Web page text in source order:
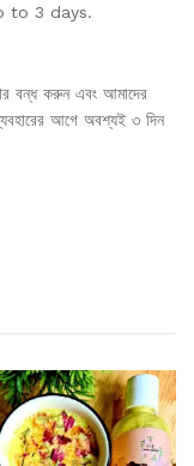
to 3 days.
বন্ধ করুন এবং আমাদের
আগে অবশ্যই ৩ দিন